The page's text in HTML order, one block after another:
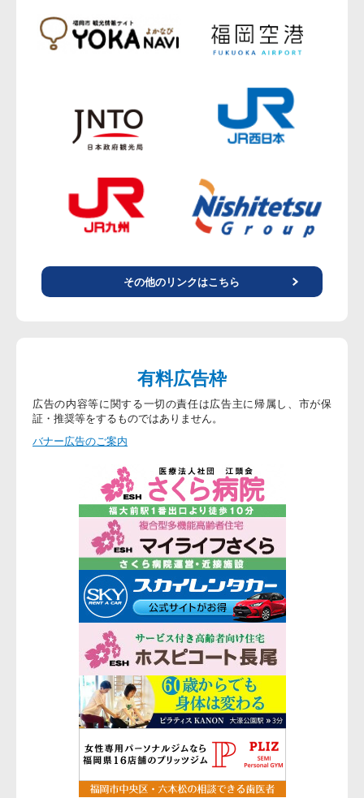
その他のリンクはこちら
有料広告枠
広告の内容等に関する一切の責任は広告主に帰属し、市が保
証・推奨等をするものではありません。
バナー広告のご案内